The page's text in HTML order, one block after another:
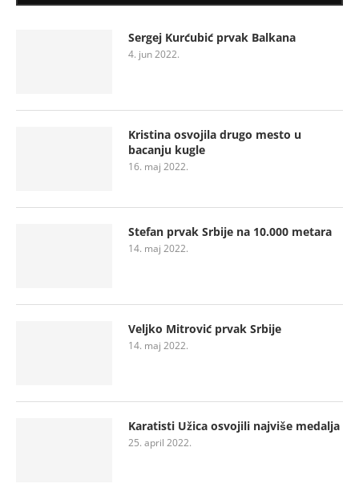
Sergej Kurćubić prvak Balkana
4. jun 2022.
Kristina osvojila drugo mesto u
bacanju kugle
16. maj 2022.
Stefan prvak Srbije na 10.000 metara
14. maj 2022.
Veljko Mitrović prvak Srbije
14. maj 2022.
Karatisti Užica osvojili najviše medalja
25. april 2022.